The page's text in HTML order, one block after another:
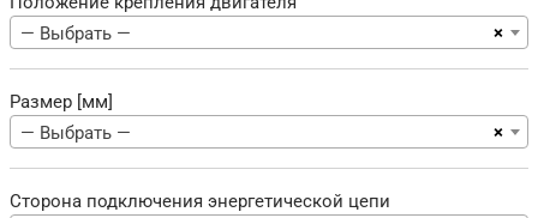
×
— Выбрать —
Размер [мм]
×
— Выбрать —
Сторона подключения энергетической цепи